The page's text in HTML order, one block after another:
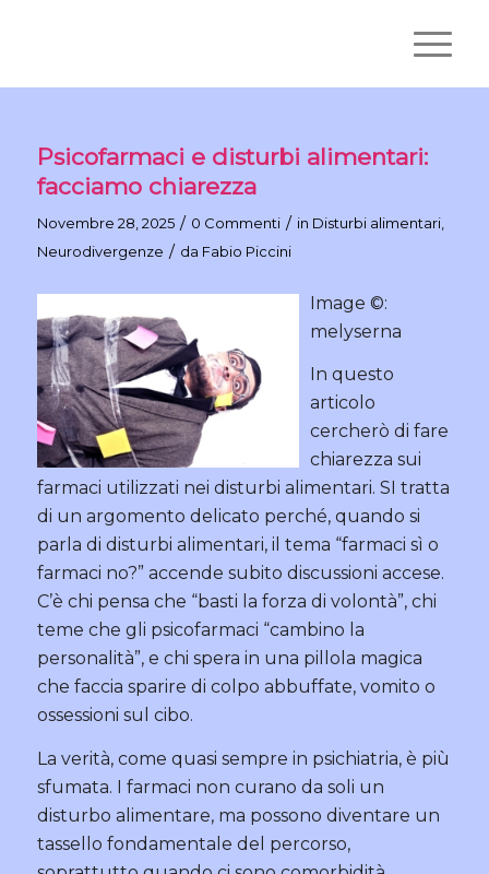
Psicofarmaci e disturbi alimentari:
facciamo chiarezza
Novembre 28, 2025 / 0 Commenti / in Disturbi alimentari,
Neurodivergenze / da Fabio Piccini
Image ©:
melyserna
In questo
articolo
cercherò di fare
chiarezza sui
farmaci utilizzati nei disturbi alimentari. SI tratta
di un argomento delicato perché, quando si
parla di disturbi alimentari, il tema “farmaci sì o
farmaci no?” accende subito discussioni accese.
C’è chi pensa che “basti la forza di volontà”, chi
teme che gli psicofarmaci “cambino la
personalità”, e chi spera in una pillola magica
che faccia sparire di colpo abbuffate, vomito o
ossessioni sul cibo.
La verità, come quasi sempre in psichiatria, è più
sfumata. I farmaci non curano da soli un
disturbo alimentare, ma possono diventare un
tassello fondamentale del percorso,